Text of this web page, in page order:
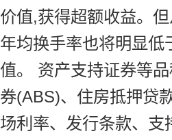
价值,获得超额收益。
年均换手率也将明显
值。 资产支持证券等
券(ABS)、住房抵押贷
场利率、发行条款、